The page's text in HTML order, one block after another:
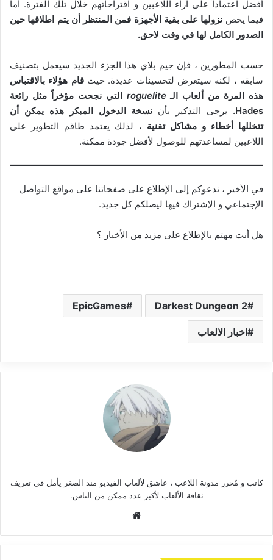
أفضل اعتماداً على آراء اللاعبين و اقتراحاتهم خلال تلك الفترة. أما
فيما يخص نزولها على بقية الأجهزة فمن المنتظر أن يتم اطلاقها حين
الصدور الكامل لها في وقت لاحق.
حسب المطورين ، فإن جيم بلاي هذا الجزء الجديد سيعمل بتصنيف
سابقه ، لكنه سيتعرض لتحسينات عديدة. حيثقام هؤلاء بالاقتباس
هذه المرة من ألعاب الـroguelite التي نجحت مؤخراً مثل رائعة
Hades.
يرجى التذكير بأن نسخة الدخول المبكر هذه يمكن أن
تتخللها أخطاء و مشاكل تقنية ، لذلك يعتمد طاقم التطوير على
اللاعبين لمساعدتهم للوصول لأفضل جودة ممكنة.
في الأخير ، ندعوكم إلى الإطلاع على صفحاتنا على مواقع التواصل
الإجتماعي و الإشتراك فيها ليصلكم كل جديد.
هل أنت مهتم بالإطلاع على مزيد من الأخبار ؟
Darkest Dungeon 2
EpicGames
اخبار الالعاب
كاتب و مُحرر مدونة اللاعب ، عاشق لألعاب الفيديو منذ الصغر يأمل في تعريف
ثقافة الألعاب لأكبر عدد ممكن من الناس.